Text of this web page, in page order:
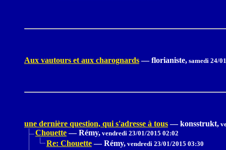
Aux vautours et aux charognards — florianiste, samedi 24/
une dernière question, qui s'adresse à tous — konsstrukt,
Chouette — Rémy, vendredi 23/01/2015 02:02
Re: Chouette — Rémy, vendredi 23/01/2015 03:30